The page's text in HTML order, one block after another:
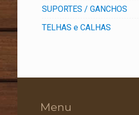
SUPORTES / GANCHOS
TELHAS e CALHAS
Menu